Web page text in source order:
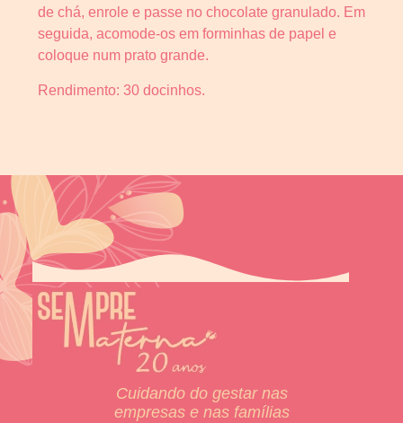
de chá, enrole e passe no chocolate granulado. Em
seguida, acomode-os em forminhas de papel e
coloque num prato grande.
Rendimento: 30 docinhos.
Cuidando do gestar nas
empresas e nas famílias